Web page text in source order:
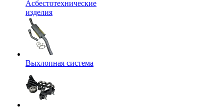
Асбестотехнические
изделия
Выхлопная система